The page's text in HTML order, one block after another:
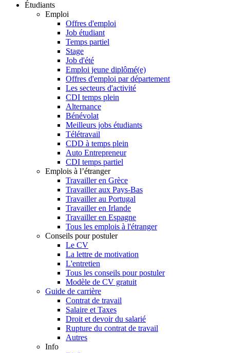
Étudiants
Emploi
Offres d'emploi
Job étudiant
Temps partiel
Stage
Job d'été
Emploi jeune diplômé(e)
Offres d'emploi par département
Les secteurs d'activité
CDI temps plein
Alternance
Bénévolat
Meilleurs jobs étudiants
Télétravail
CDD à temps plein
Auto Entrepreneur
CDI temps partiel
Emplois à l’étranger
Travailler en Grèce
Travailler aux Pays-Bas
Travailler au Portugal
Travailler en Irlande
Travailler en Espagne
Tous les emplois à l'étranger
Conseils pour postuler
Le CV
La lettre de motivation
L'entretien
Tous les conseils pour postuler
Modèle de CV gratuit
Guide de carrière
Contrat de travail
Salaire et Taxes
Droit et devoir du salarié
Rupture du contrat de travail
Autres
Info